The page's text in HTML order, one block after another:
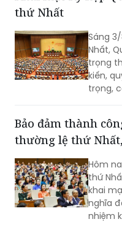
Sáng
trọng
kiến,
trọng,
tiễn, vì
của
Bảo đảm thành
Hôm
thứ
khai
nghĩa
nhiệm
định
công
và các
Quốc hội sẽ xem